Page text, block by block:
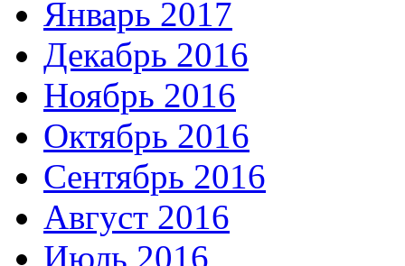
Январь 2017
Декабрь 2016
Ноябрь 2016
Октябрь 2016
Сентябрь 2016
Август 2016
Июль 2016